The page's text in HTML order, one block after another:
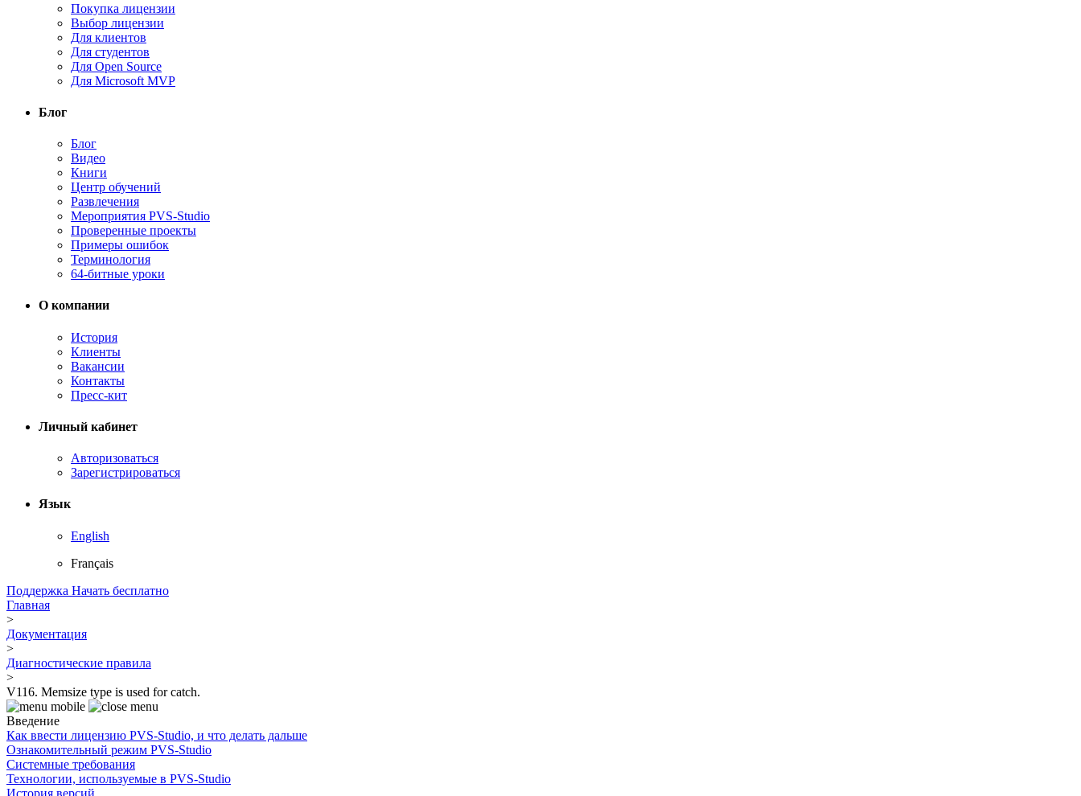
Покупка лицензии
Выбор лицензии
Для клиентов
Для студентов
Для Open Source
Для Microsoft MVP
Блог
Блог
Видео
Книги
Центр обучений
Развлечения
Мероприятия PVS-Studio
Проверенные проекты
Примеры ошибок
Терминология
64-битные уроки
О компании
История
Клиенты
Вакансии
Контакты
Пресс-кит
Личный кабинет
Авторизоваться
Зарегистрироваться
Язык
English
Français
Поддержка Начать бесплатно
Главная
>
Документация
>
Диагностические правила
>
V116. Memsize type is used for catch.
Введение
Как ввести лицензию PVS-Studio, и что делать дальше
Ознакомительный режим PVS-Studio
Системные требования
Технологии, используемые в PVS-Studio
История версий